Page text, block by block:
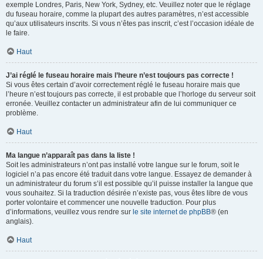
exemple Londres, Paris, New York, Sydney, etc. Veuillez noter que le réglage
du fuseau horaire, comme la plupart des autres paramètres, n’est accessible
qu’aux utilisateurs inscrits. Si vous n’êtes pas inscrit, c’est l’occasion idéale de
le faire.
Haut
J’ai réglé le fuseau horaire mais l’heure n’est toujours pas correcte !
Si vous êtes certain d’avoir correctement réglé le fuseau horaire mais que
l’heure n’est toujours pas correcte, il est probable que l’horloge du serveur soit
erronée. Veuillez contacter un administrateur afin de lui communiquer ce
problème.
Haut
Ma langue n’apparaît pas dans la liste !
Soit les administrateurs n’ont pas installé votre langue sur le forum, soit le
logiciel n’a pas encore été traduit dans votre langue. Essayez de demander à
un administrateur du forum s’il est possible qu’il puisse installer la langue que
vous souhaitez. Si la traduction désirée n’existe pas, vous êtes libre de vous
porter volontaire et commencer une nouvelle traduction. Pour plus
d’informations, veuillez vous rendre sur le site internet de phpBB® (en
anglais).
Haut